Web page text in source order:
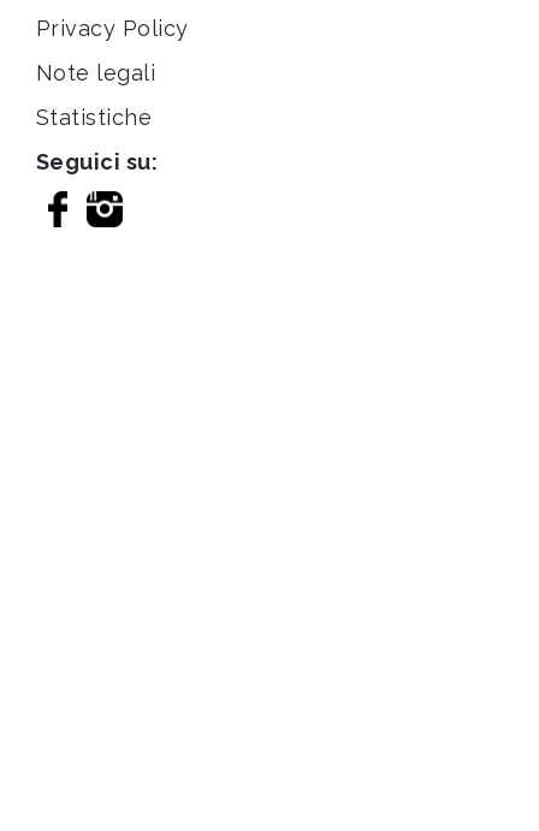
Privacy Policy
Note legali
Statistiche
Seguici su: